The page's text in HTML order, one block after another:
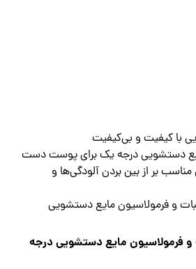
با کیفیت و بی‌کیفیت
دستشویی درجه یک برای پوست دست
بر از بین بردن آلودگی‌ها و
و فرمولاسیون مایع دستشویی
فرمولاسیون مایع دستشویی درجه